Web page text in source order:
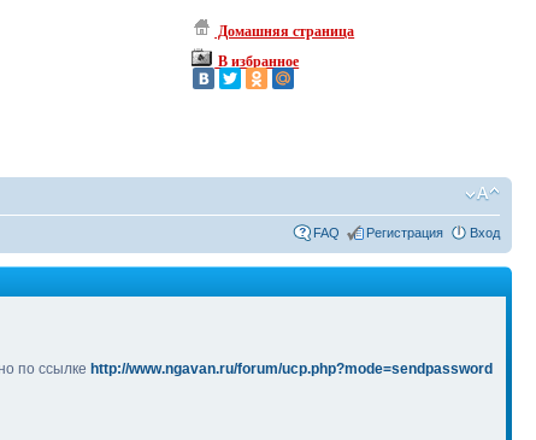
Домашняя страница
В избранное
FAQ Регистрация Вход
по ссылке http://www.ngavan.ru/forum/ucp.php?mode=sendpassword